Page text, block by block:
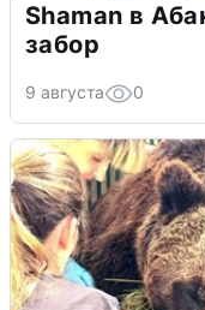
Shaman в
забор
9 августа 0